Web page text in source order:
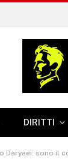
DIRITTI
Daryaei: sono il